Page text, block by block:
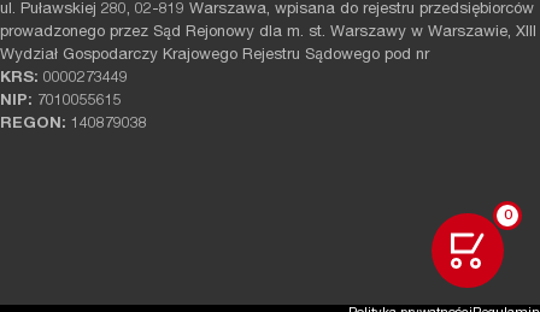
0
ul. Puławskiej 280, 02-819 Warszawa, wpisana do rejestru przedsiębiorców
prowadzonego przez Sąd Rejonowy dla m. st. Warszawy w Warszawie, XIII
Wydział Gospodarczy Krajowego Rejestru Sądowego pod nr
KRS: 0000273449
NIP: 7010055615
REGON: 140879038